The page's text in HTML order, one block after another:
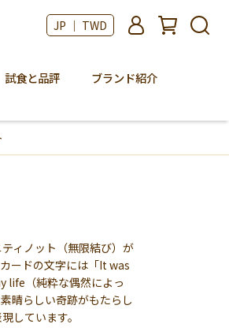
JP ｜ TWD
試食と品評
ブランド紹介
ィノット（無限結び）が
ードの文字には「It was
（純粋な偶然によっ
晴らしい奇跡がもたらし
しています。